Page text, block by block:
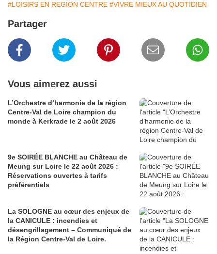
#LOISIRS EN REGION CENTRE #VIVRE MIEUX AU QUOTIDIEN
Partager
Vous aimerez aussi
L’Orchestre d’harmonie de la région
Centre-Val de Loire champion du
monde à Kerkrade le 2 août 2026
9e SOIRÉE BLANCHE au Château de
Meung sur Loire le 22 août 2026 :
Réservations ouvertes à tarifs
préférentiels
La SOLOGNE au cœur des enjeux de
la CANICULE : incendies et
désengrillagement – Communiqué de
la Région Centre-Val de Loire.